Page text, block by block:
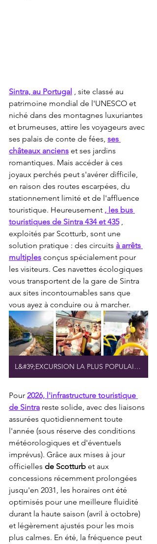
Sintra, au Portugal , site classé au
patrimoine mondial de l'UNESCO et
niché dans des montagnes luxuriantes
et brumeuses, attire les voyageurs avec
ses palais de conte de fées, ses
châteaux anciens et ses jardins
romantiques. Mais accéder à ces
joyaux perchés peut s'avérer difficile,
en raison des routes escarpées, du
stationnement limité et de l'affluence
touristique. Heureusement , les bus
touristiques de Sintra 434 et 435 ,
exploités par Scotturb, sont une
solution pratique : des circuits à arrêts
multiples conçus spécialement pour
les visiteurs. Ces navettes écologiques
vous transportent de la gare de Sintra
aux sites incontournables sans que
vous ayez à conduire ou à marcher.
L&#39;EXCURSION LA PLUS POPULAIRE À SINTRA EN BUS
Pour 2026, l'infrastructure touristique
de Sintra reste solide, avec des liaisons
assurées quotidiennement toute
l'année (sous réserve des conditions
météorologiques et d'éventuels
imprévus). Grâce aux mises à jour
officielles de Scotturb et aux
concessions récemment prolongées
jusqu'en 2031, les horaires ont été
optimisés pour une meilleure fluidité
durant la haute saison (avril à octobre)
et légèrement ajustés pour les mois
plus calmes. En été, la fréquence peut